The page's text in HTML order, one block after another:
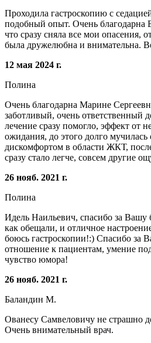
Проходила гастроскопию с
подобный опыт. Очень благодарна
что сразу сняла все мои опасения,
была дружелюбна и внимательна.
12 мая 2024 г.
Полина
Очень благодарна Марине
заботливый, очень ответственный
лечение сразу помогло, эффект от
ожидания, до этого долго мучилась
дискомфортом в области ЖКТ,
сразу стало легче, совсем другие
26 нояб. 2021 г.
Полина
Идель Наильевич, спасибо за Вашу
как обещали, и отличное
боюсь гастроскопии!:) Спасибо за
отношение к пациентам, умение
чувство юмора!
26 нояб. 2021 г.
Баландин М.
Ованесу Самвеловичу не страшно
Очень внимательный врач.